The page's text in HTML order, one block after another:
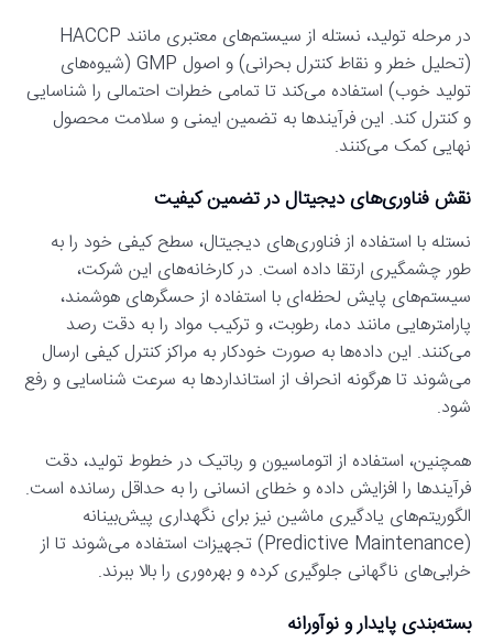
در مرحله تولید، نستله از سیستم‌های معتبری مانند HACCP
(تحلیل خطر و نقاط کنترل بحرانی) و اصول GMP (شیوه‌های
تولید خوب) استفاده می‌کند تا تمامی خطرات احتمالی را شناسایی
و کنترل کند. این فرآیندها به تضمین ایمنی و سلامت محصول
نهایی کمک می‌کنند.
نقش فناوری‌های دیجیتال در تضمین کیفیت
نستله با استفاده از فناوری‌های دیجیتال، سطح کیفی خود را به
طور چشمگیری ارتقا داده است. در کارخانه‌های این شرکت،
سیستم‌های پایش لحظه‌ای با استفاده از حسگرهای هوشمند،
پارامترهایی مانند دما، رطوبت، و ترکیب مواد را به دقت رصد
می‌کنند. این داده‌ها به صورت خودکار به مراکز کنترل کیفی ارسال
می‌شوند تا هرگونه انحراف از استانداردها به سرعت شناسایی و رفع
شود.
همچنین، استفاده از اتوماسیون و رباتیک در خطوط تولید، دقت
فرآیندها را افزایش داده و خطای انسانی را به حداقل رسانده است.
الگوریتم‌های یادگیری ماشین نیز برای نگهداری پیش‌بینانه
(Predictive Maintenance) تجهیزات استفاده می‌شوند تا از
خرابی‌های ناگهانی جلوگیری کرده و بهره‌وری را بالا ببرند.
بسته‌بندی پایدار و نوآورانه